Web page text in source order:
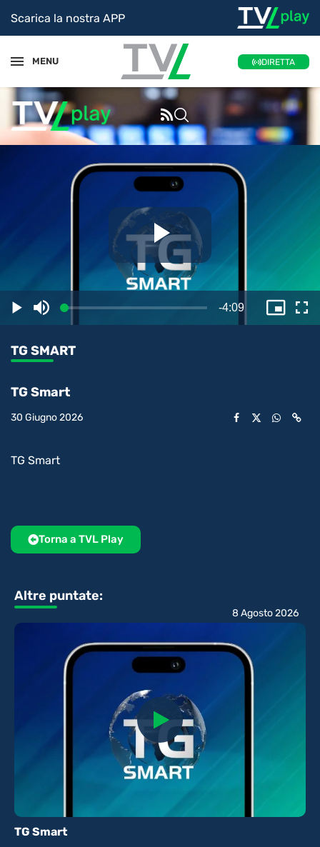
Scarica la nostra APP
MENU DIRETTA
il
PlayDisattiva
l’audio
Caricato:
1.58%
Tempo
-4:09
in-
TG SMART
TG Smart
30 Giugno 2026
TG Smart
Torna a TVL Play
Altre puntate:
TG Smart
8 Agosto 2026